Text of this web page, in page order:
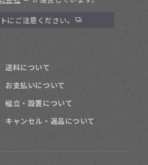
にご注意ください。
送料について
お支払いについて
組立・設置について
キャンセル・返品について